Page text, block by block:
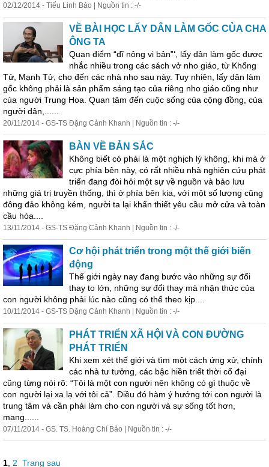
02/12/2014 - Tiểu Linh Bảo | Nguồn tin : -/-
VỀ BÀI HỌC LẤY DÂN LÀM GỐC CỦA CHA
ÔNG TA
Quan điểm “dĩ nông vi bản”‘, lấy dân làm gốc được
nhắc nhiều trong các sách vở nho giáo, từ Khổng
Tử, Mạnh Tử, cho đến các nhà nho sau này. Tuy nhiên, lấy dân làm
gốc không phải là sản phẩm sáng tạo của riêng nho giáo cũng như
của người Trung Hoa. Quan tâm đến cuộc sống của cộng đồng, của
người dân,......
20/11/2014 - GS-TS Đặng Cảnh Khanh | Nguồn tin : -/-
BÀN VỀ BẢN SẮC
Không biết có phải là một nghịch lý không, khi mà ở
cực phía bên này, có rất nhiều nhà nghiên cứu phát
triển đang đòi hỏi một sự về nguồn và bảo lưu
những giá trị truyền thống, thì ở phía bên kia, với một số lượng cũng
đông đảo không kém, người ta lại khẩn thiết yêu cầu mở cửa và toàn
cầu hóa....
13/11/2014 - GS-TS Đặng Cảnh Khanh | Nguồn tin : -/-
Cơ hội phát triển trong một thế giới biến
động
Thế giới ngày nay đang bước vào những sự đổi
thay to lớn, những sự đổi thay mà nhận thức của
con người không phải lúc nào cũng có thể theo kịp....
10/11/2014 - GS-TS Đặng Cảnh Khanh | Nguồn tin : -/-
PHÁT TRIỂN XÃ HỘI VÀ CON ĐƯỜNG
PHÁT TRIỂN
Khi xem xét thế giới và tìm một cách ứng xử, chính
các nhà tư tưởng, các bậc hiền triết thời cổ đại
cũng từng nói rõ: “Tôi là một con người nên không có gì thuộc về
con người lại xa lạ với tôi cả”. Điều đó hàm ý hướng tới con người là
trung tâm và cần phải làm cho con người và sự sống tốt hơn,
mang......
07/11/2014 - GS. TS. Hoàng Chí Bảo | Nguồn tin : -/-
1 2 Trang sau